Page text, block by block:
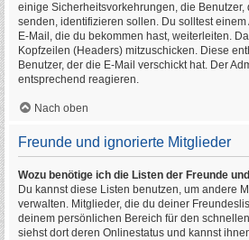
einige Sicherheitsvorkehrungen, die Benutzer,
senden, identifizieren sollen. Du solltest
E-Mail, die du bekommen hast, weiterleiten.
Kopfzeilen (Headers) mitzuschicken. Diese
Benutzer, der die E-Mail verschickt hat. Der
entsprechend reagieren.
Nach oben
Freunde und ignorierte Mitglieder
Wozu benötige ich die Listen der Freunde
Du kannst diese Listen benutzen, um andere
verwalten. Mitglieder, die du deiner
deinem persönlichen Bereich für den
siehst dort deren Onlinestatus und kannst